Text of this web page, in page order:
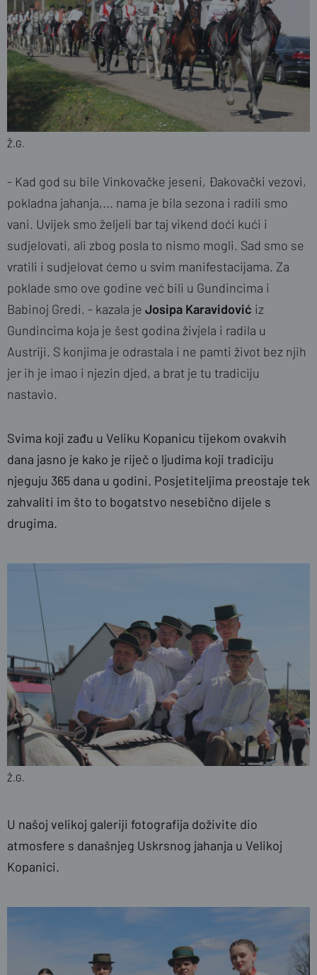
Ž.G.
- Kad god su bile Vinkovačke jeseni, Đakovački vezovi,
pokladna jahanja,... nama je bila sezona i radili smo
vani. Uvijek smo željeli bar taj vikend doći kući i
sudjelovati, ali zbog posla to nismo mogli. Sad smo se
vratili i sudjelovat ćemo u svim manifestacijama. Za
poklade smo ove godine već bili u Gundincima i
Babinoj Gredi. - kazala je Josipa Karavidović iz
Gundincima koja je šest godina živjela i radila u
Austriji. S konjima je odrastala i ne pamti život bez njih
jer ih je imao i njezin djed, a brat je tu tradiciju
nastavio.
Svima koji zađu u Veliku Kopanicu tijekom ovakvih
dana jasno je kako je riječ o ljudima koji tradiciju
njeguju 365 dana u godini. Posjetiteljima preostaje tek
zahvaliti im što to bogatstvo nesebično dijele s
drugima.
Ž.G.
U našoj velikoj galeriji fotografija doživite dio
atmosfere s današnjeg Uskrsnog jahanja u Velikoj
Kopanici.